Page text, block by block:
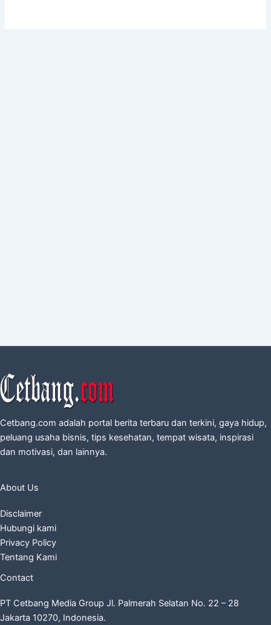
Cetbang.com adalah portal berita terbaru dan terkini, gaya hidup,
peluang usaha bisnis, tips kesehatan, tempat wisata, inspirasi
dan motivasi, dan lainnya.
About Us
Disclaimer
Hubungi kami
Privacy Policy
Tentang Kami
Contact
PT Cetbang Media Group Jl. Palmerah Selatan No. 22 – 28
Jakarta 10270, Indonesia.